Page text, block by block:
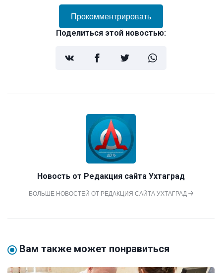
Прокомментрировать
Поделиться этой новостью:
Новость от Редакция сайта Ухтаград
БОЛЬШЕ НОВОСТЕЙ ОТ РЕДАКЦИЯ САЙТА УХТАГРАД
Вам также может понравиться